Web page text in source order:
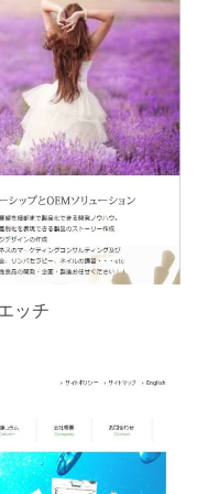
ッチ